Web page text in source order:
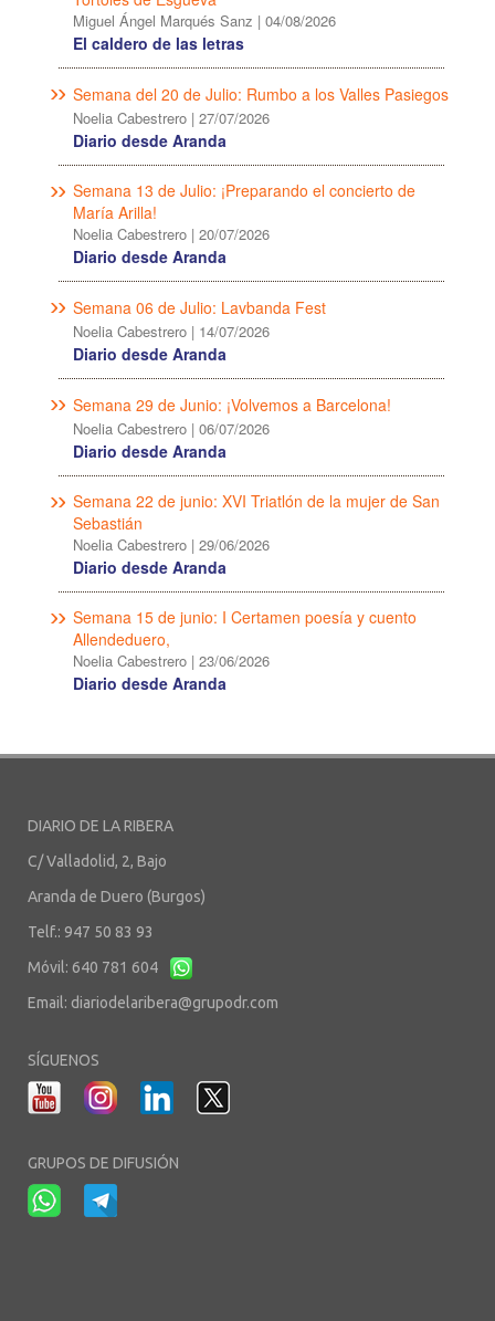
Miguel Ángel Marqués Sanz | 04/08/2026
El caldero de las letras
Semana del 20 de Julio: Rumbo a los Valles Pasiegos
Noelia Cabestrero | 27/07/2026
Diario desde Aranda
Semana 13 de Julio: ¡Preparando el concierto de
María Arilla!
Noelia Cabestrero | 20/07/2026
Diario desde Aranda
Semana 06 de Julio: Lavbanda Fest
Noelia Cabestrero | 14/07/2026
Diario desde Aranda
Semana 29 de Junio: ¡Volvemos a Barcelona!
Noelia Cabestrero | 06/07/2026
Diario desde Aranda
Semana 22 de junio: XVI Triatlón de la mujer de San
Sebastián
Noelia Cabestrero | 29/06/2026
Diario desde Aranda
Semana 15 de junio: I Certamen poesía y cuento
Allendeduero,
Noelia Cabestrero | 23/06/2026
Diario desde Aranda
DIARIO DE LA RIBERA
C/ Valladolid, 2, Bajo
Aranda de Duero (Burgos)
Telf.: 947 50 83 93
Móvil: 640 781 604
Email: diariodelaribera@grupodr.com
SÍGUENOS
GRUPOS DE DIFUSIÓN